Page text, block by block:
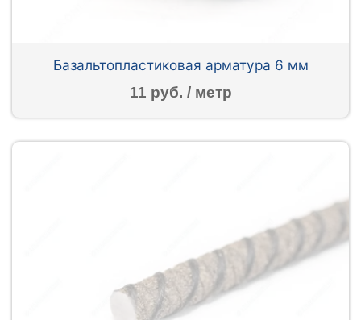
Базальтопластиковая арматура 6 мм
11 руб. / метр